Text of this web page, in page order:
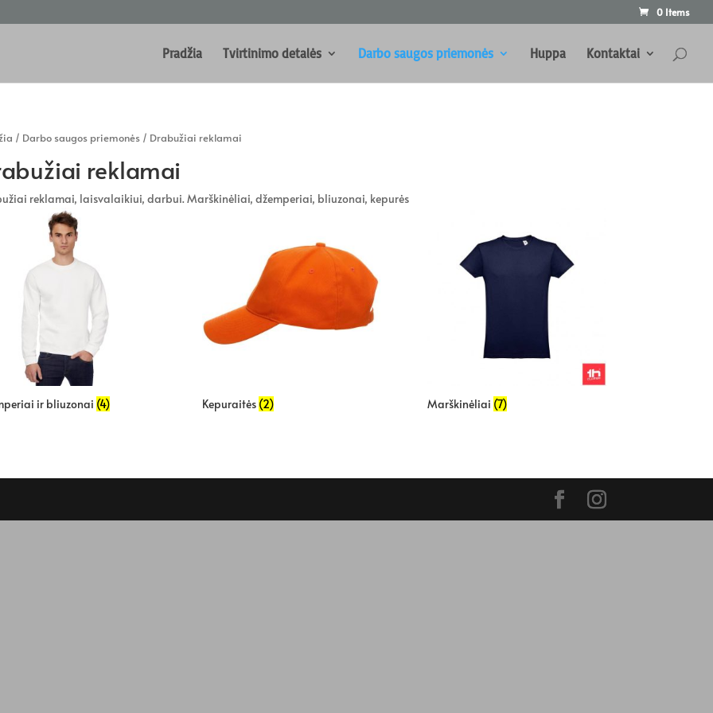
0 Items
Pradžia Tvirtinimo detalės Darbo saugos priemonės Huppa Kontaktai
/ Darbo saugos priemonės/ Drabužiai reklamai
reklamai
reklamai, laisvalaikiui, darbui. Marškinėliai, džemperiai, bliuzonai, kepurės
ir bliuzonai (4) Kepuraitės (2) Marškinėliai (7)